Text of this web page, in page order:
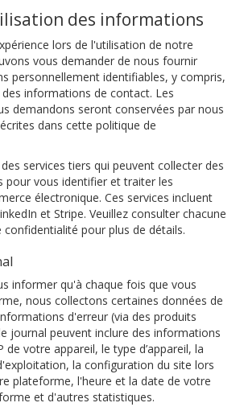
des informations
lors de l'utilisation de notre
vous demander de nous fournir
personnellement identifiables, y compris,
informations de contact. Les
demandons seront conservées par nous
dans cette politique de
services tiers qui peuvent collecter des
pour vous identifier et traiter les
électronique. Ces services incluent
et Stripe. Veuillez consulter chacune
pour plus de détails.
informer qu'à chaque fois que vous
nous collectons certaines données de
d'erreur (via des produits
journal peuvent inclure des informations
de votre appareil, le type d’appareil, la
la configuration du site lors
plateforme, l'heure et la date de votre
et d'autres statistiques.